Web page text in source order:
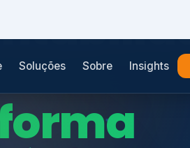
seu
e treinamentos em ISO